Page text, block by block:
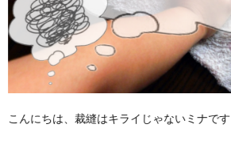
こんにちは、裁縫はキライじゃないミナです